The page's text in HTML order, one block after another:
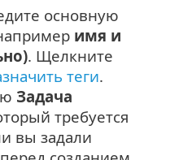
основную
имя и
. Щелкните
теги.
Задача
требуется
вы задали